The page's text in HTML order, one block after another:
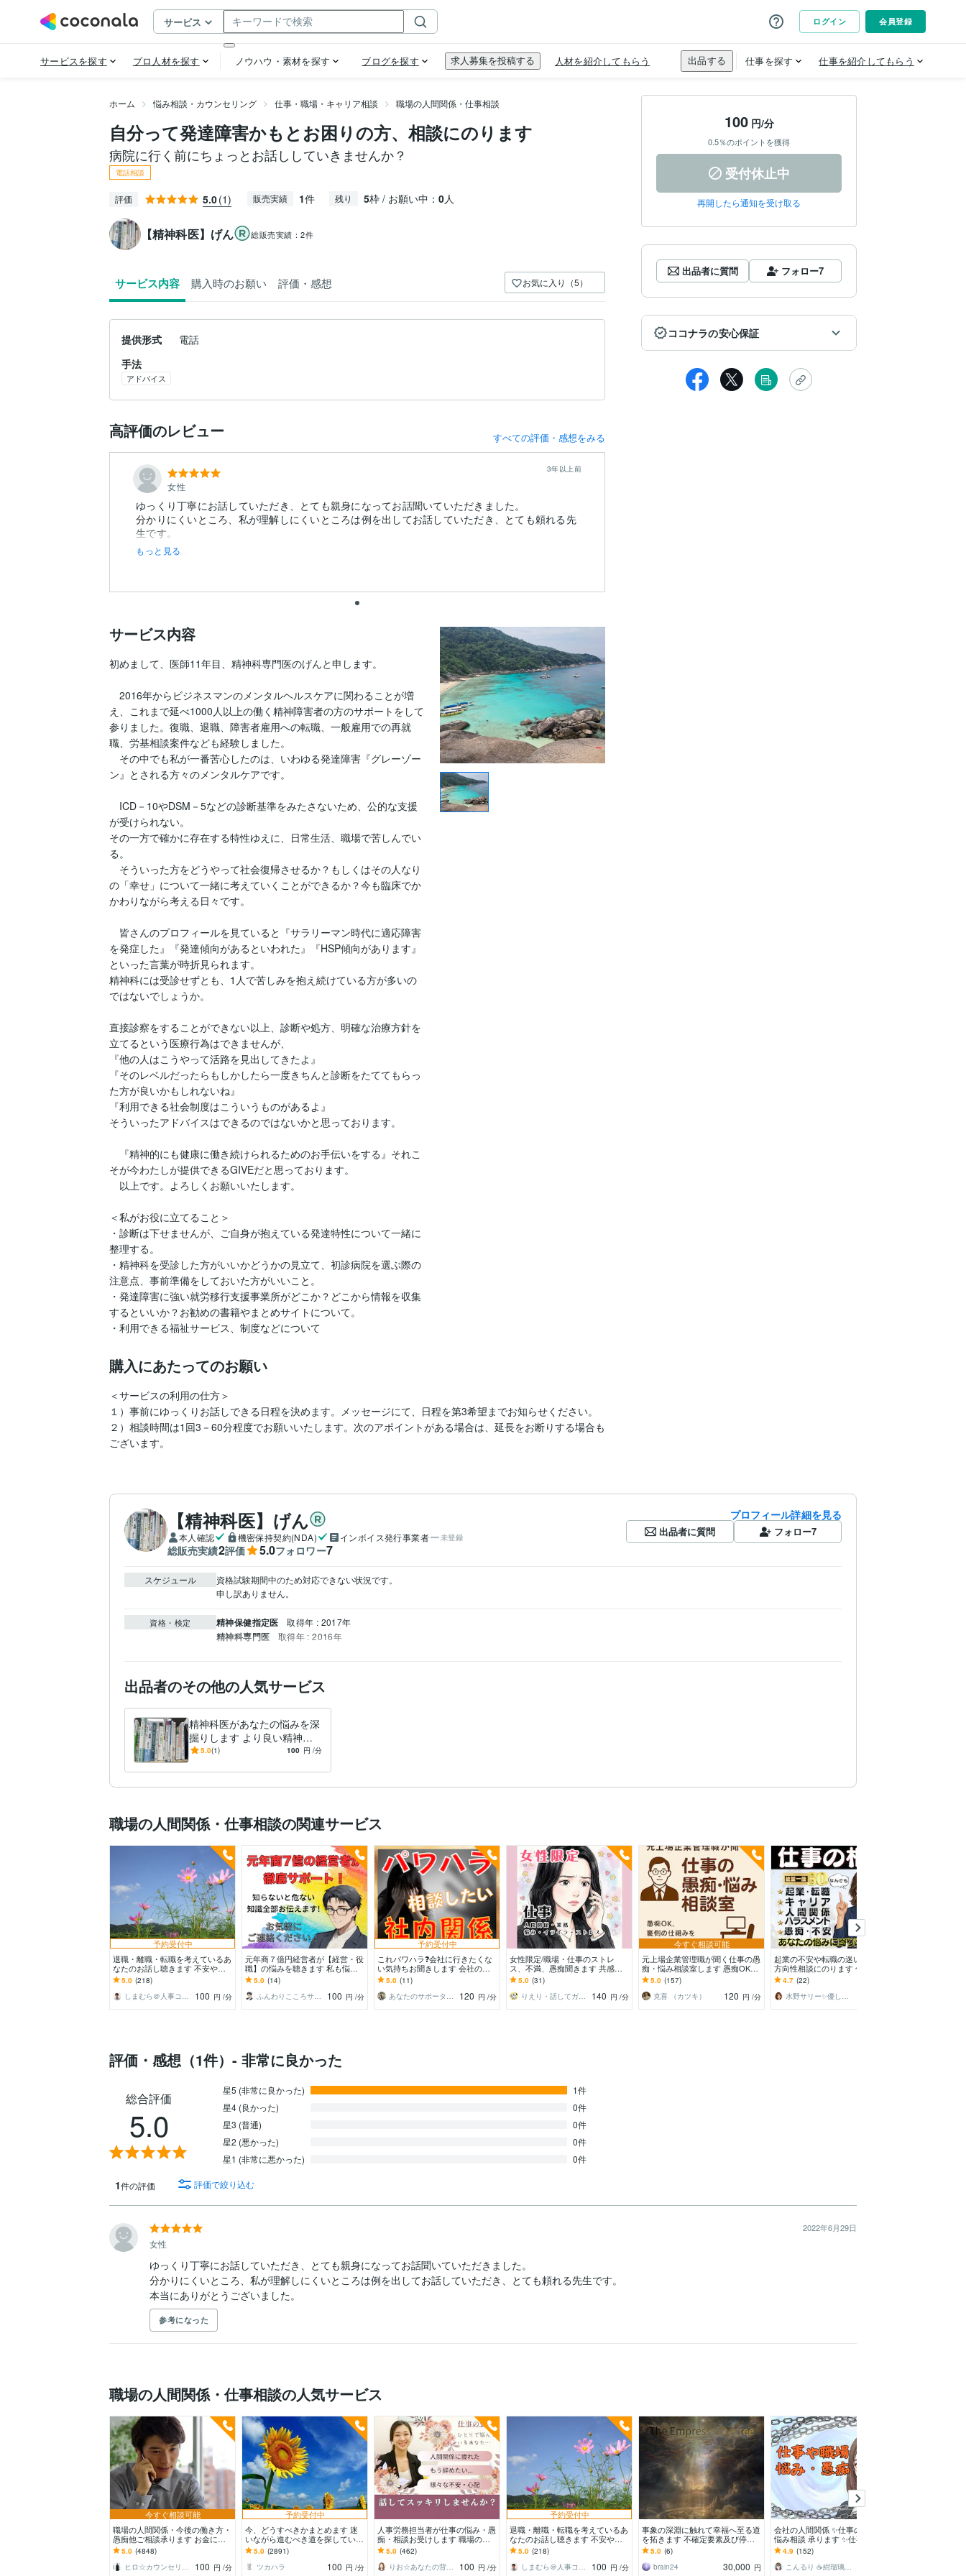
ホーム 悩み相談・カウンセリング 仕事・職場・キャリア相談 職場の人間関係・仕事相談
自分って発達障害かもとお困りの方、相談にのります
病院に行く前にちょっとお話ししていきませんか？
電話相談
評価 5.0(1) 販売実績 1件 残り 5枠 / お願い中： 0人
【精神科医】げん 総販売実績：2件
サービス内容 購入時のお願い 評価・感想 お気に入り（5）
提供形式
電話
手法
アドバイス
高評価のレビュー すべての評価・感想をみる
女性
3年以上前
ゆっくり丁寧にお話していただき、とても親身になってお話聞いていただきました。
分かりにくいところ、私が理解しにくいところは例を出してお話していただき、とても頼れる先
生です。
本当にありがとうございました。
もっと見る
サービス内容
初めまして、医師11年目、精神科専門医のげんと申します。
2016年からビジネスマンのメンタルヘルスケアに関わることが増
え、これまで延べ1000人以上の働く精神障害者の方のサポートをして
参りました。復職、退職、障害者雇用への転職、一般雇用での再就
職、労基相談案件なども経験しました。
その中でも私が一番苦心したのは、いわゆる発達障害『グレーゾー
ン』とされる方々のメンタルケアです。
ICD－10やDSM－5などの診断基準をみたさないため、公的な支援
が受けられない。
その一方で確かに存在する特性ゆえに、日常生活、職場で苦しんでい
る。
そういった方をどうやって社会復帰させるか？もしくはその人なり
の「幸せ」について一緒に考えていくことができるか？今も臨床でか
かわりながら考える日々です。
皆さんのプロフィールを見ていると『サラリーマン時代に適応障害
を発症した』『発達傾向があるといわれた』『HSP傾向があります』
といった言葉が時折見られます。
精神科には受診せずとも、1人で苦しみを抱え続けている方が多いの
ではないでしょうか。
直接診察をすることができない以上、診断や処方、明確な治療方針を
立てるという医療行為はできませんが、
『他の人はこうやって活路を見出してきたよ』
『そのレベルだったらもしかしたら一度きちんと診断をたててもらっ
た方が良いかもしれないね』
『利用できる社会制度はこういうものがあるよ』
そういったアドバイスはできるのではないかと思っております。
『精神的にも健康に働き続けられるためのお手伝いをする』それこ
そが今わたしが提供できるGIVEだと思っております。
以上です。よろしくお願いいたします。
＜私がお役に立てること＞
・診断は下せませんが、ご自身が抱えている発達特性について一緒に
整理する。
・精神科を受診した方がいいかどうかの見立て、初診病院を選ぶ際の
注意点、事前準備をしておいた方がいいこと。
・発達障害に強い就労移行支援事業所がどこか？どこから情報を収集
するといいか？お勧めの書籍やまとめサイトについて。
・利用できる福祉サービス、制度などについて
購入にあたってのお願い
＜サービスの利用の仕方＞
１）事前にゆっくりお話しできる日程を決めます。メッセージにて、日程を第3希望までお知らせください。
２）相談時間は1回3－60分程度でお願いいたします。次のアポイントがある場合は、延長をお断りする場合も
ございます。
100円/分
0.5％のポイントを獲得
受付休止中
再開したら通知を受け取る
出品者に質問 フォロー7
ココナラの安心保証
【精神科医】げん
本人確認 機密保持契約(NDA) インボイス発行事業者 未登録
総販売実績2評価 5.0フォロワー7
プロフィール詳細を見る
出品者に質問 フォロー7
スケジュール
資格試験期間中のため対応できない状況です。
申し訳ありません。
資格・検定 精神保健指定医 取得年 : 2017年
精神科専門医 取得年 : 2016年
出品者のその他の人気サービス
精神科医があなたの悩みを深
掘りします より良い精神科
医療に繋がるお手伝いができ
5.0(1) 100 円 /分
職場の人間関係・仕事相談の関連サービス
予約受付中
退職・離職・転職を考えているあ
なたのお話し聴きます 不安や不
満を取り除き明るい未来のお手伝
いいたします。
5.0 (218)
しまむら＠人事コンサルタント
100 円 /分
元年商７億円経営者が【経営・役
職】の悩みを聴きます 私も悩ん
だ【一人で抱え込まず】まずは言
葉にしてみませんか？
5.0 (14)
ふんわりこころサポート☘️みちまさ
100 円 /分
予約受付中
これパワハラ❓会社に行きたくな
い気持ちお聞きします 会社の人
間関係⭐上司対応ストレス休職経
験のある私が聞きます
5.0 (11)
あなたのサポーター⭐えみ
120 円 /分
女性限定/職場・仕事のストレ
ス、不満、愚痴聞きます 共感・
寄り添い・気持ちの整理・愚痴聞
き、傾聴メインになります
5.0 (31)
りえり・話してガス抜き・ココロ楽に♪
140 円 /分
今すぐ相談可能
元上場企業管理職が聞く仕事の愚
痴・悩み相談室します 愚痴OK。
裏側の仕組みを優しく解説し、次
の一手へ伴走します。
5.0 (157)
克喜 （カツキ）
120 円 /分
起業の不安や転職の迷い、将来の
方向性相談にのります 仕事の悩
み、辛くて誰にも言えない心の本
音を一緒に整理します。
4.7 (22)
水野サリー✨優しく寄り添う話し相手
評価・感想（1件）- 非常に良かった
総合評価
5.0
星5 (非常に良かった)
1件
星4 (良かった)
0件
星3 (普通)
0件
星2 (悪かった)
0件
星1 (非常に悪かった)
0件
1件の評価 評価で絞り込む
2022年6月29日
女性
ゆっくり丁寧にお話していただき、とても親身になってお話聞いていただきました。
分かりにくいところ、私が理解しにくいところは例を出してお話していただき、とても頼れる先生です。
本当にありがとうございました。
参考になった
職場の人間関係・仕事相談の人気サービス
今すぐ相談可能
職場の人間関係・今後の働き方・
愚痴他ご相談承ります お金に関
する悩み・転職・職場の悩みなど
お伺い致します
5.0 (4848)
ヒロ☆カウンセリング＆コンサルティング
100 円 /分
予約受付中
今、どうすべきかまとめます 迷
いながら進むべき道を探している
方へ
5.0 (2891)
ツカハラ
100 円 /分
人事労務担当者が仕事の悩み・愚
痴・相談お受けします 職場の人
間関係・仕事・将来の不安・転
職・面接等一緒に考えます
5.0 (462)
りお☆あなたの背中そっと押します
100 円 /分
予約受付中
退職・離職・転職を考えているあ
なたのお話し聴きます 不安や不
満を取り除き明るい未来のお手伝
いいたします。
5.0 (218)
しまむら＠人事コンサルタント
100 円 /分
事象の深淵に触れて幸福へ至る道
を拓きます 不確定要素及び停滞
のバグを修正し、理想郷を叶えま
す。
5.0 (6)
brain24
30,000 円
会社の人間関係 ✨仕事の愚痴✨
悩み相談 承ります ✨仕事のトラ
ブル 人間関係 ブラック パワハラ
での悩み相談✨
4.9 (152)
こんるり ☕紺瑠璃☕ ☘️心の休憩所☘️